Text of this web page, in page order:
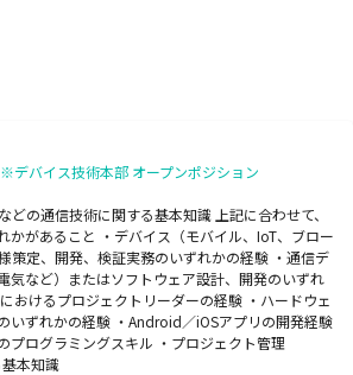
デバイス技術本部 オープンポジション
どの通信技術に関する基本知識 上記に合わせて、
かがあること ・デバイス（モバイル、IoT、ブロー
策定、開発、検証実務のいずれかの経験 ・通信デ
気など）またはソフトウェア設計、開発のいずれ
おけるプロジェクトリーダーの経験 ・ハードウェ
いずれかの経験 ・Android／iOSアプリの開発経験
プログラミングスキル ・プロジェクト管理
基本知識